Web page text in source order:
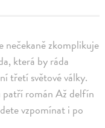
nečekaně zkomplikuje
která by ráda
třetí světové války.
román Až delfín
vzpomínat i po